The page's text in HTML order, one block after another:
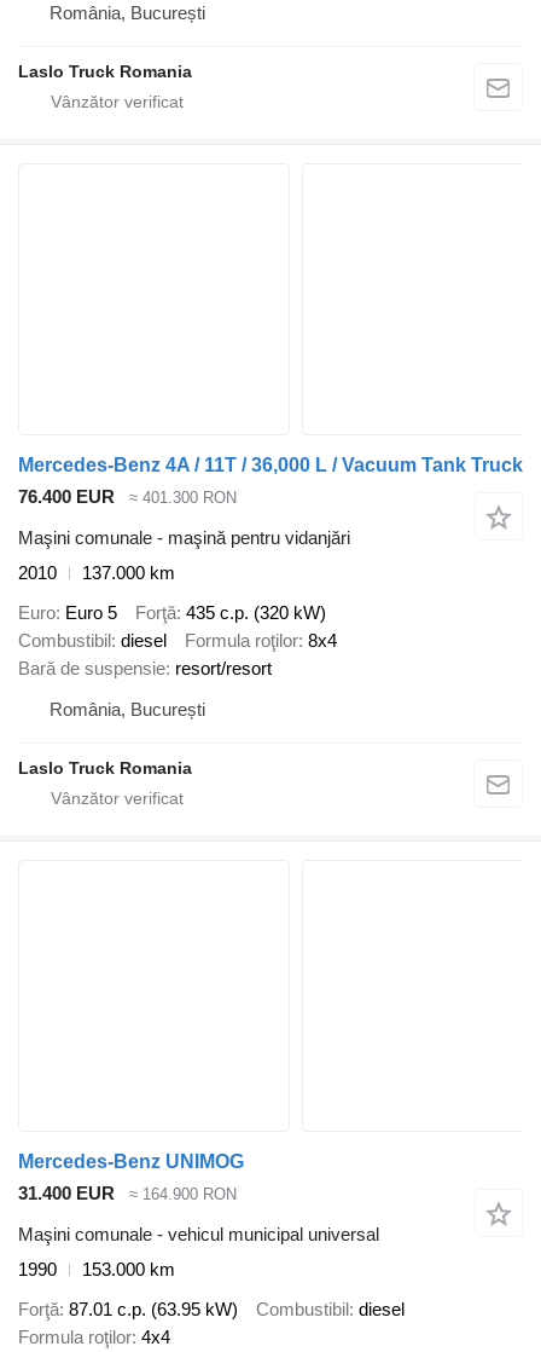
România, București
Laslo Truck Romania
Mercedes-Benz 4A / 11T / 36,000 L / Vacuum Tank Truck
76.400 EUR
≈ 401.300 RON
Maşini comunale - maşină pentru vidanjări
2010
137.000 km
Euro Euro 5 Forţă 435 c.p. (320 kW)
Combustibil diesel Formula roţilor 8x4
Bară de suspensie resort/resort
România, București
Laslo Truck Romania
Mercedes-Benz UNIMOG
31.400 EUR
≈ 164.900 RON
Maşini comunale - vehicul municipal universal
1990
153.000 km
Forţă 87.01 c.p. (63.95 kW) Combustibil diesel
Formula roţilor 4x4